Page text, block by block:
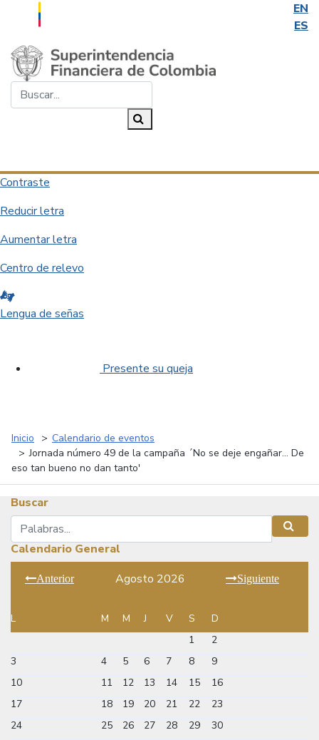
EN
ES
Saltar al contenido principal
Contraste
Reducir letra
Aumentar letra
Centro de relevo
Lengua de señas
Presente su queja
Inicio
Calendario de eventos
Jornada número 49 de la campaña ´No se deje engañar... De
eso tan bueno no dan tanto'
Buscar
Buscar
Calendario General
Anterior Agosto 2026 Siguiente
L M M J V S
D
1
2
3
4 5 6 7 8
9
10
11 12 13 14 15
16
17
18 19 20 21 22
23
24
25 26 27 28 29
30